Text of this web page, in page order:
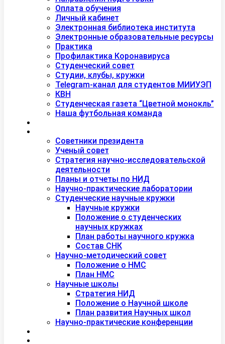
Оплата обучения
Личный кабинет
Электронная библиотека института
Электронные образовательные ресурсы
Практика
Профилактика Коронавируса
Студенческий совет
Студии, клубы, кружки
Telegram-канал для студентов МИИУЭП
КВН
Студенческая газета “Цветной монокль”
Наша футбольная команда
Советники президента
Ученый совет
Стратегия научно-исследовательской
деятельности
Планы и отчеты по НИД
Научно-практические лаборатории
Студенческие научные кружки
Научные кружки
Положение о студенческих
научных кружках
План работы научного кружка
Состав СНК
Научно-методический совет
Положение о НМС
План НМС
Научные школы
Стратегия НИД
Положение о Научной школе
План развития Научных школ
Научно-практические конференции